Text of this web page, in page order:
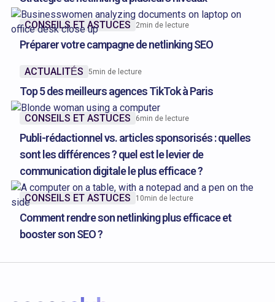
CONSEILS ET ASTUCES 2min de lecture
Préparer votre campagne de netlinking SEO
ACTUALITÉS 5min de lecture
Top 5 des meilleurs agences TikTok à Paris
CONSEILS ET ASTUCES 6min de lecture
Publi-rédactionnel vs. articles sponsorisés : quelles
sont les différences ? quel est le levier de
communication digitale le plus efficace ?
CONSEILS ET ASTUCES 10min de lecture
Comment rendre son netlinking plus efficace et
booster son SEO ?